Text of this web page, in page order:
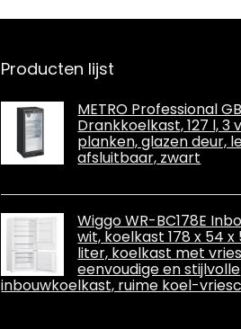
Koeler, Gebruikt
Snacks
ctie
Producten lijst
METRO Professional
Drankkoelkast, 127 l,
planken, glazen deur,
afsluitbaar, zwart
Wiggo WR-BC178E
wit, koelkast 178 x 54
liter, koelkast met
eenvoudige en stijlvolle
inbouwkoelkast, ruime koel-